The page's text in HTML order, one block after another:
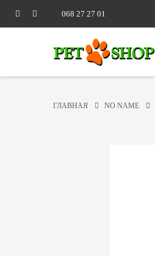
068 27 27 01
ГЛАВНАЯ NO NAME